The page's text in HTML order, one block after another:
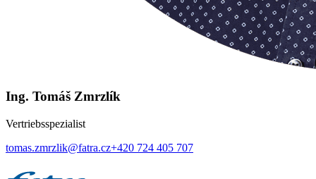
Ing. Tomáš Zmrzlík
Vertriebsspezialist
tomas.zmrzlik@fatra.cz+420 724 405 707